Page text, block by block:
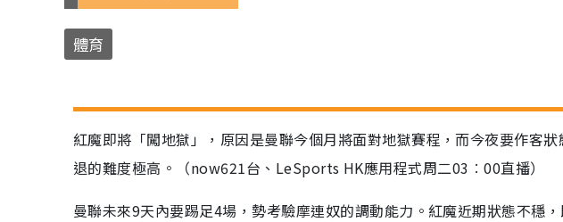
體育
紅魔即將「闖地獄」，原因是曼聯今個月將面對地獄賽程，而今夜要作客
退的難度極高。（now621台、LeSports HK應用程式周二03︰00直播）
曼聯未來9天內要踢足4場，勢考驗摩連奴的調動能力。紅魔近期狀態不穩